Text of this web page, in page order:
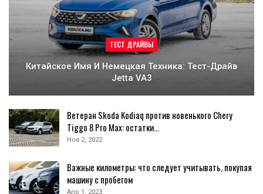
ТЕСТ ДРАЙВЫ
Китайское Имя И Немецкая Техника: Тест-Драйв
Jetta VA3
Ветеран Skoda Kodiaq против новенького Chery
Tiggo 8 Pro Max: остатки…
Ноя 2, 2022
Важные километры: что следует учитывать, покупая
машину с пробегом
Апр 1, 2023